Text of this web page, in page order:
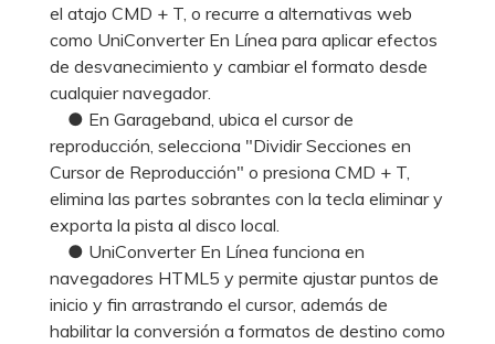
el atajo CMD + T, o recurre a alternativas web
como UniConverter En Línea para aplicar efectos
de desvanecimiento y cambiar el formato desde
cualquier navegador.
● En Garageband, ubica el cursor de
reproducción, selecciona "Dividir Secciones en
Cursor de Reproducción" o presiona CMD + T,
elimina las partes sobrantes con la tecla eliminar y
exporta la pista al disco local.
● UniConverter En Línea funciona en
navegadores HTML5 y permite ajustar puntos de
inicio y fin arrastrando el cursor, además de
habilitar la conversión a formatos de destino como